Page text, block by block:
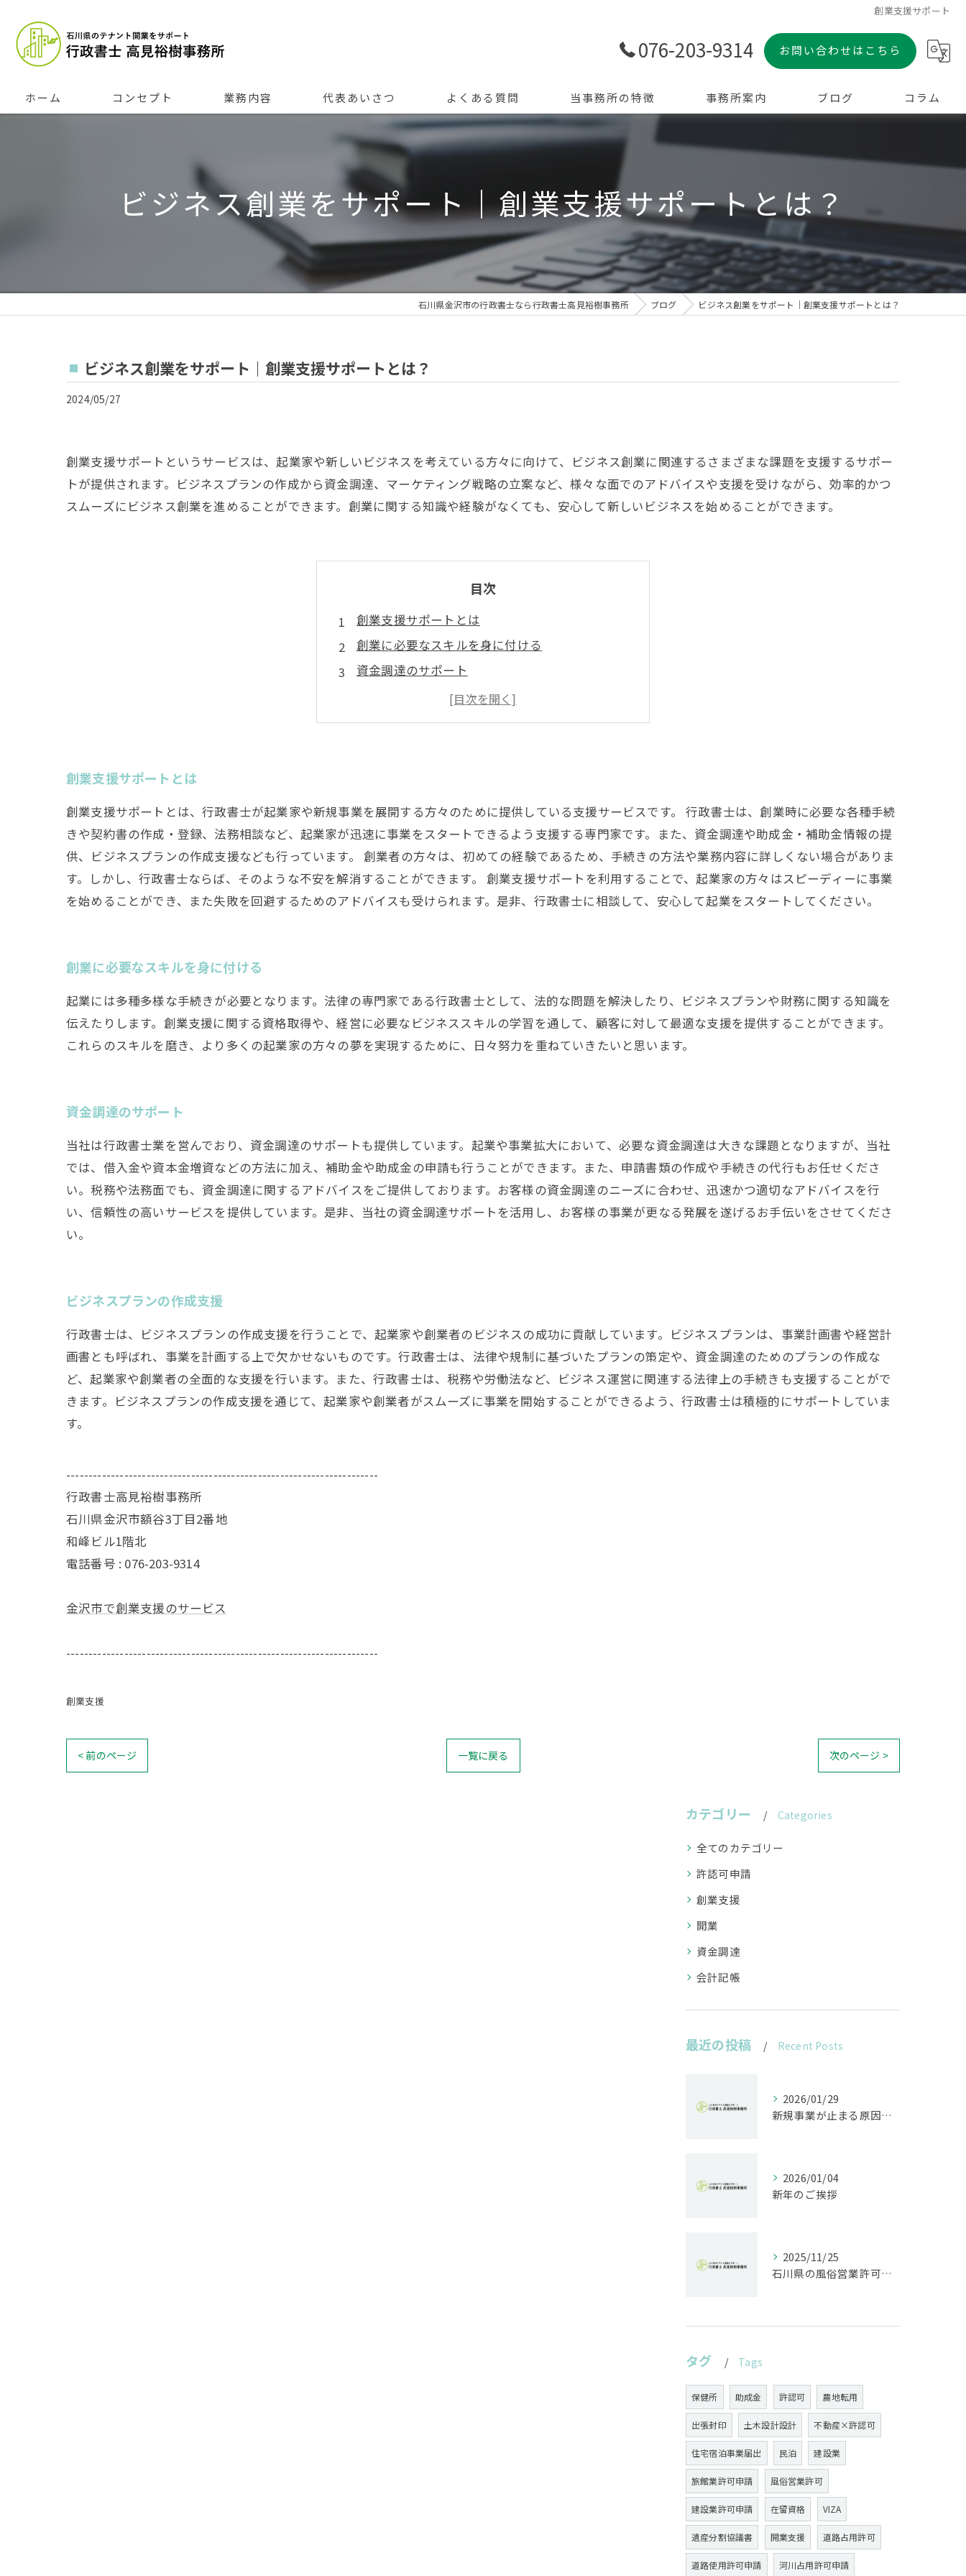
創業支援サポート
076-203-9314 お問い合わせはこちら
ホーム コンセプト 業務内容 代表あいさつ よくある質問 当事務所の特徴
許認可申請
開業
資金調達
会計記帳
事務所案内 ブログ コラム
ビジネス創業をサポート｜創業支援サポートとは？
石川県金沢市の行政書士なら行政書士高見裕樹事務所 ブログ ビジネス創業をサポート｜創業支援サポートとは？
ビジネス創業をサポート｜創業支援サポートとは？
2024/05/27
創業支援サポートというサービスは、起業家や新しいビジネスを考えている方々に向けて、ビジネス創業に関連するさまざまな課題を支援するサポー
トが提供されます。ビジネスプランの作成から資金調達、マーケティング戦略の立案など、様々な面でのアドバイスや支援を受けながら、効率的かつ
スムーズにビジネス創業を進めることができます。創業に関する知識や経験がなくても、安心して新しいビジネスを始めることができます。
目次
創業支援サポートとは
創業に必要なスキルを身に付ける
資金調達のサポート
ビジネスプランの作成支援
創業支援サポートとは
創業支援サポートとは、行政書士が起業家や新規事業を展開する方々のために提供している支援サービスです。 行政書士は、創業時に必要な各種手続
きや契約書の作成・登録、法務相談など、起業家が迅速に事業をスタートできるよう支援する専門家です。また、資金調達や助成金・補助金情報の提
供、ビジネスプランの作成支援なども行っています。 創業者の方々は、初めての経験であるため、手続きの方法や業務内容に詳しくない場合がありま
す。しかし、行政書士ならば、そのような不安を解消することができます。 創業支援サポートを利用することで、起業家の方々はスピーディーに事業
を始めることができ、また失敗を回避するためのアドバイスも受けられます。是非、行政書士に相談して、安心して起業をスタートしてください。
創業に必要なスキルを身に付ける
起業には多種多様な手続きが必要となります。法律の専門家である行政書士として、法的な問題を解決したり、ビジネスプランや財務に関する知識を
伝えたりします。創業支援に関する資格取得や、経営に必要なビジネススキルの学習を通して、顧客に対して最適な支援を提供することができます。
これらのスキルを磨き、より多くの起業家の方々の夢を実現するために、日々努力を重ねていきたいと思います。
資金調達のサポート
当社は行政書士業を営んでおり、資金調達のサポートも提供しています。起業や事業拡大において、必要な資金調達は大きな課題となりますが、当社
では、借入金や資本金増資などの方法に加え、補助金や助成金の申請も行うことができます。また、申請書類の作成や手続きの代行もお任せくださ
い。税務や法務面でも、資金調達に関するアドバイスをご提供しております。お客様の資金調達のニーズに合わせ、迅速かつ適切なアドバイスを行
い、信頼性の高いサービスを提供しています。是非、当社の資金調達サポートを活用し、お客様の事業が更なる発展を遂げるお手伝いをさせてくださ
い。
ビジネスプランの作成支援
行政書士は、ビジネスプランの作成支援を行うことで、起業家や創業者のビジネスの成功に貢献しています。ビジネスプランは、事業計画書や経営計
画書とも呼ばれ、事業を計画する上で欠かせないものです。行政書士は、法律や規制に基づいたプランの策定や、資金調達のためのプランの作成な
ど、起業家や創業者の全面的な支援を行います。また、行政書士は、税務や労働法など、ビジネス運営に関連する法律上の手続きも支援することがで
きます。ビジネスプランの作成支援を通じて、起業家や創業者がスムーズに事業を開始することができるよう、行政書士は積極的にサポートしていま
す。
----------------------------------------------------------------------
行政書士高見裕樹事務所
石川県金沢市額谷3丁目2番地
和峰ビル1階北
電話番号 : 076-203-9314
金沢市で創業支援のサービス
----------------------------------------------------------------------
創業支援
< 前のページ 一覧に戻る 次のページ >
カテゴリー Categories
全てのカテゴリー
許認可申請
創業支援
開業
資金調達
会計記帳
最近の投稿 Recent Posts
2026/01/29
新規事業が止まる原因は法規制｜開発前に行うべきリスク診断とは
2026/01/04
新年のご挨拶
2025/11/25
石川県の風俗営業許可なら行政書士高見裕樹事務所｜金沢・野々市・白山対応｜警察事前相談から図面作成まで
タグ Tags
保健所 助成金 許認可 農地転用
出張封印 土木設計設計 不動産×許認可
住宅宿泊事業届出 民泊 建設業
旅館業許可申請 風俗営業許可
建設業許可申請 在留資格 VIZA
遺産分割協議書 開業支援 道路占用許可
道路使用許可申請 河川占用許可申請